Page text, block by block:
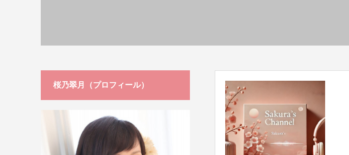
桜乃翠月（プロフィール）